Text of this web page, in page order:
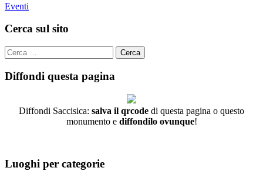
Eventi
Cerca sul sito
Cerca
per:
Diffondi questa pagina
Diffondi Saccisica: salva il qrcode di questa pagina o questo
monumento e diffondilo ovunque!
Luoghi per categorie